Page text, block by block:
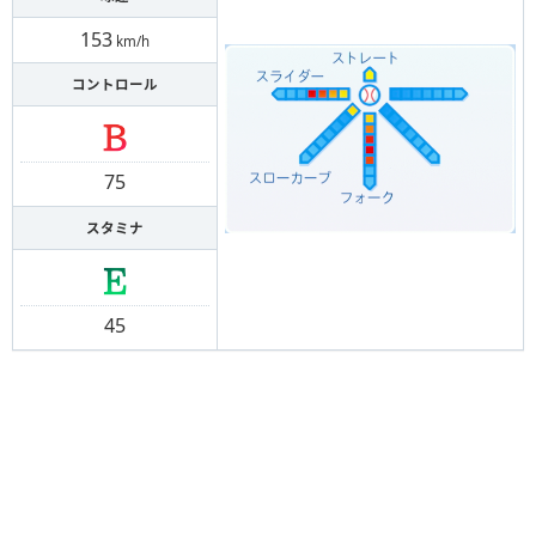
153 km/h
コントロール
75
スタミナ
45